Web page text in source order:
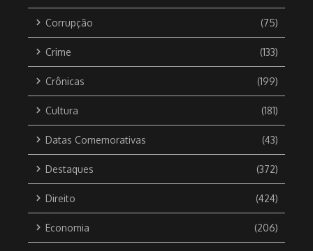
Corrupção (75)
Crime (133)
Crônicas (199)
Cultura (181)
Datas Comemorativas (43)
Destaques (372)
Direito (424)
Economia (206)